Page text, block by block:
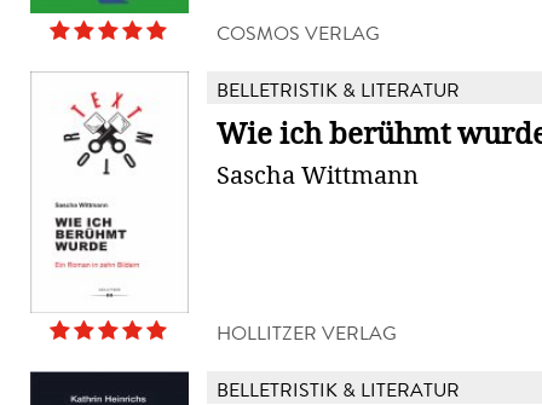
COSMOS VERLAG
BELLETRISTIK & LITERATUR
Wie ich berühmt
Sascha Wittmann
HOLLITZER VERLAG
BELLETRISTIK & LITERATUR